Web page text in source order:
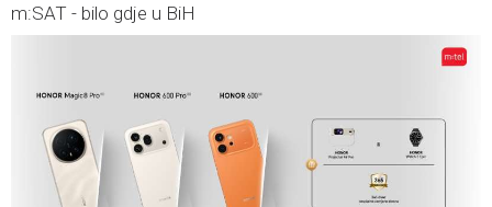
m:SAT - bilo gdje u BiH